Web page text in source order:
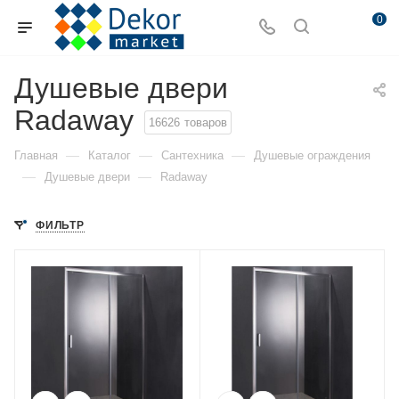
0
Душевые двери
Radaway
16626 товаров
Главная — Каталог — Сантехника — Душевые ограждения
— Душевые двери — Radaway
ФИЛЬТР